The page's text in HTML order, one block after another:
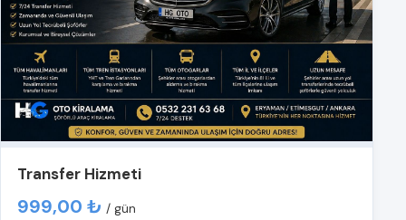
Transfer Hizmeti
999,00 ₺ / gün